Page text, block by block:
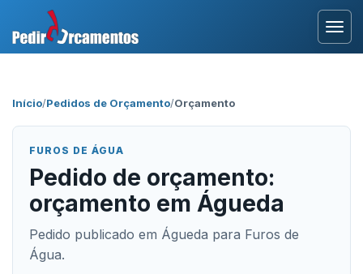
Início/Pedidos de Orçamento/Orçamento
FUROS DE ÁGUA
Pedido de orçamento:
orçamento em Águeda
Pedido publicado em Águeda para Furos de
Água.
Área Profissional
Como Funciona?
Testemunhos